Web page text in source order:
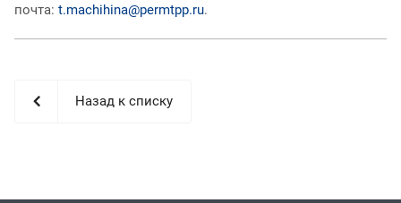
почта: t.machihina@permtpp.ru.
Назад к списку